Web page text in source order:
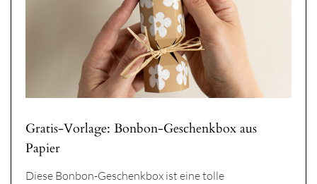
Gratis-Vorlage: Bonbon-Geschenkbox aus
Papier
Diese Bonbon-Geschenkbox ist eine tolle